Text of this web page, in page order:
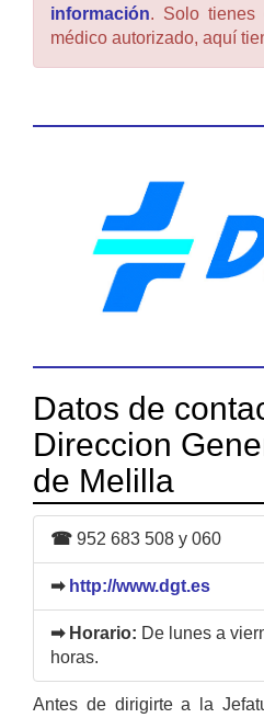
información. Solo tienes
médico autorizado, aquí
Datos de
Direccion
de Melilla
☎ 952 683 508 y 060
➡ http://www.dgt.es
➡ Horario: De lunes a
horas.
Antes de dirigirte a la